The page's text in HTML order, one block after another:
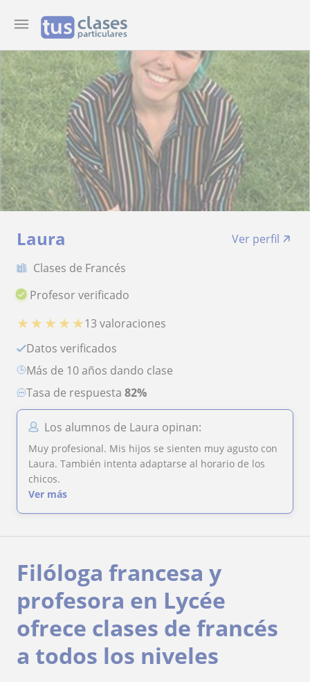
Laura
Ver perfil
Clases de Francés
Profesor verificado
★ ★ ★ ★ ★13 valoraciones
Datos verificados
más de 10 años dando clase
Tasa de respuesta 82%
Los alumnos de Laura opinan:
Muy profesional. Mis hijos se sienten muy agusto con
Laura. También intenta adaptarse al horario de los
chicos.
Ver más
Filóloga francesa y
profesora en Lycée
ofrece clases de francés
a todos los niveles